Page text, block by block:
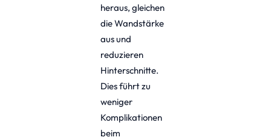
heraus, gleichen
die Wandstärke
aus und
reduzieren
Hinterschnitte.
Dies führt zu
weniger
Komplikationen
beim